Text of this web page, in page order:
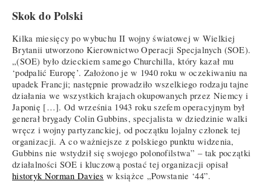
Skok do Polski
Kilka miesięcy po wybuchu II wojny światowej w Wielkiej
Brytanii utworzono Kierownictwo Operacji Specjalnych (SOE).
„(SOE) było dzieckiem samego Churchilla, który kazał mu
‘podpalić Europę’. Założono je w 1940 roku w oczekiwaniu na
upadek Francji; następnie prowadziło wszelkiego rodzaju tajne
działania we wszystkich krajach okupowanych przez Niemcy i
Japonię […]. Od września 1943 roku szefem operacyjnym był
generał brygady Colin Gubbins, specjalista w dziedzinie walki
wręcz i wojny partyzanckiej, od początku lojalny członek tej
organizacji. A co ważniejsze z polskiego punktu widzenia,
Gubbins nie wstydził się swojego polonofilstwa” – tak początki
działalności SOE i kluczową postać tej organizacji opisał
historyk Norman Davies w książce „Powstanie ‘44”.